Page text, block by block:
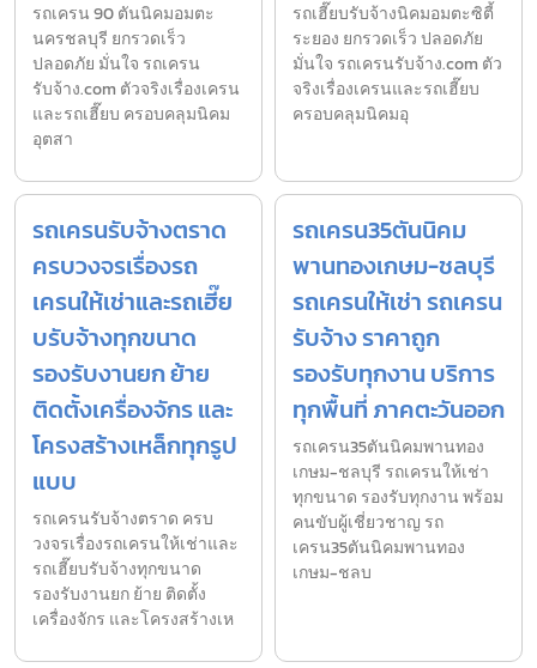
รถเครน 90 ตันนิคมอมตะ
นครชลบุรี ยกรวดเร็ว
ปลอดภัย มั่นใจ รถเครน
รับจ้าง.com ตัวจริงเรื่องเครน
และรถเฮี๊ยบ ครอบคลุมนิคม
อุตสา
รถเฮี๊ยบรับจ้างนิคมอมตะซิตี้
ระยอง ยกรวดเร็ว ปลอดภัย
มั่นใจ รถเครนรับจ้าง.com ตัว
จริงเรื่องเครนและรถเฮี๊ยบ
ครอบคลุมนิคมอุ
รถเครนรับจ้างตราด
ครบวงจรเรื่องรถ
เครนให้เช่าและรถเฮี๊ย
บรับจ้างทุกขนาด
รองรับงานยก ย้าย
ติดตั้งเครื่องจักร และ
โครงสร้างเหล็กทุกรูป
แบบ
รถเครนรับจ้างตราด ครบ
วงจรเรื่องรถเครนให้เช่าและ
รถเฮี๊ยบรับจ้างทุกขนาด
รองรับงานยก ย้าย ติดตั้ง
เครื่องจักร และโครงสร้างเห
รถเครน35ตันนิคม
พานทองเกษม-ชลบุรี
รถเครนให้เช่า รถเครน
รับจ้าง ราคาถูก
รองรับทุกงาน บริการ
ทุกพื้นที่ ภาคตะวันออก
รถเครน35ตันนิคมพานทอง
เกษม-ชลบุรี รถเครนให้เช่า
ทุกขนาด รองรับทุกงาน พร้อม
คนขับผู้เชี่ยวชาญ รถ
เครน35ตันนิคมพานทอง
เกษม-ชลบ